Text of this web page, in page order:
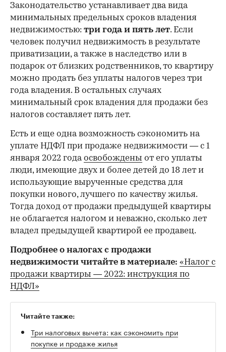
00:00 / 00:00
Законодательство устанавливает два вида
минимальных предельных сроков владения
недвижимостью: три года и пять лет. Если
человек получил недвижимость в результате
приватизации, а также в наследство или в
подарок от близких родственников, то квартиру
можно продать без уплаты налогов через три
года владения. В остальных случаях
минимальный срок владения для продажи без
налогов составляет пять лет.
Есть и еще одна возможность сэкономить на
уплате НДФЛ при продаже недвижимости — с 1
января 2022 годаосвобождены от его уплаты
люди, имеющие двух и более детей до 18 лет и
использующие вырученные средства для
покупки нового, лучшего по качеству жилья.
Тогда доход от продажи предыдущей квартиры
не облагается налогом и неважно, сколько лет
владел предыдущей квартирой ее продавец.
Подробнее о налогах с продажи
недвижимости читайте в материале: «Налог с
продажи квартиры — 2022: инструкция по
НДФЛ»
Читайте также:
Три налоговых вычета: как сэкономить при
покупке и продаже жилья